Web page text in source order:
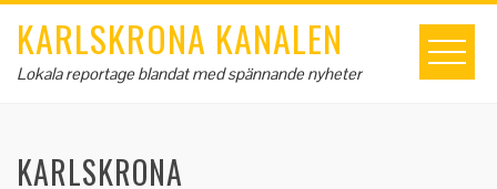
content
KARLSKRONA KANALEN
Lokala reportage blandat med spännande nyheter
KARLSKRONA